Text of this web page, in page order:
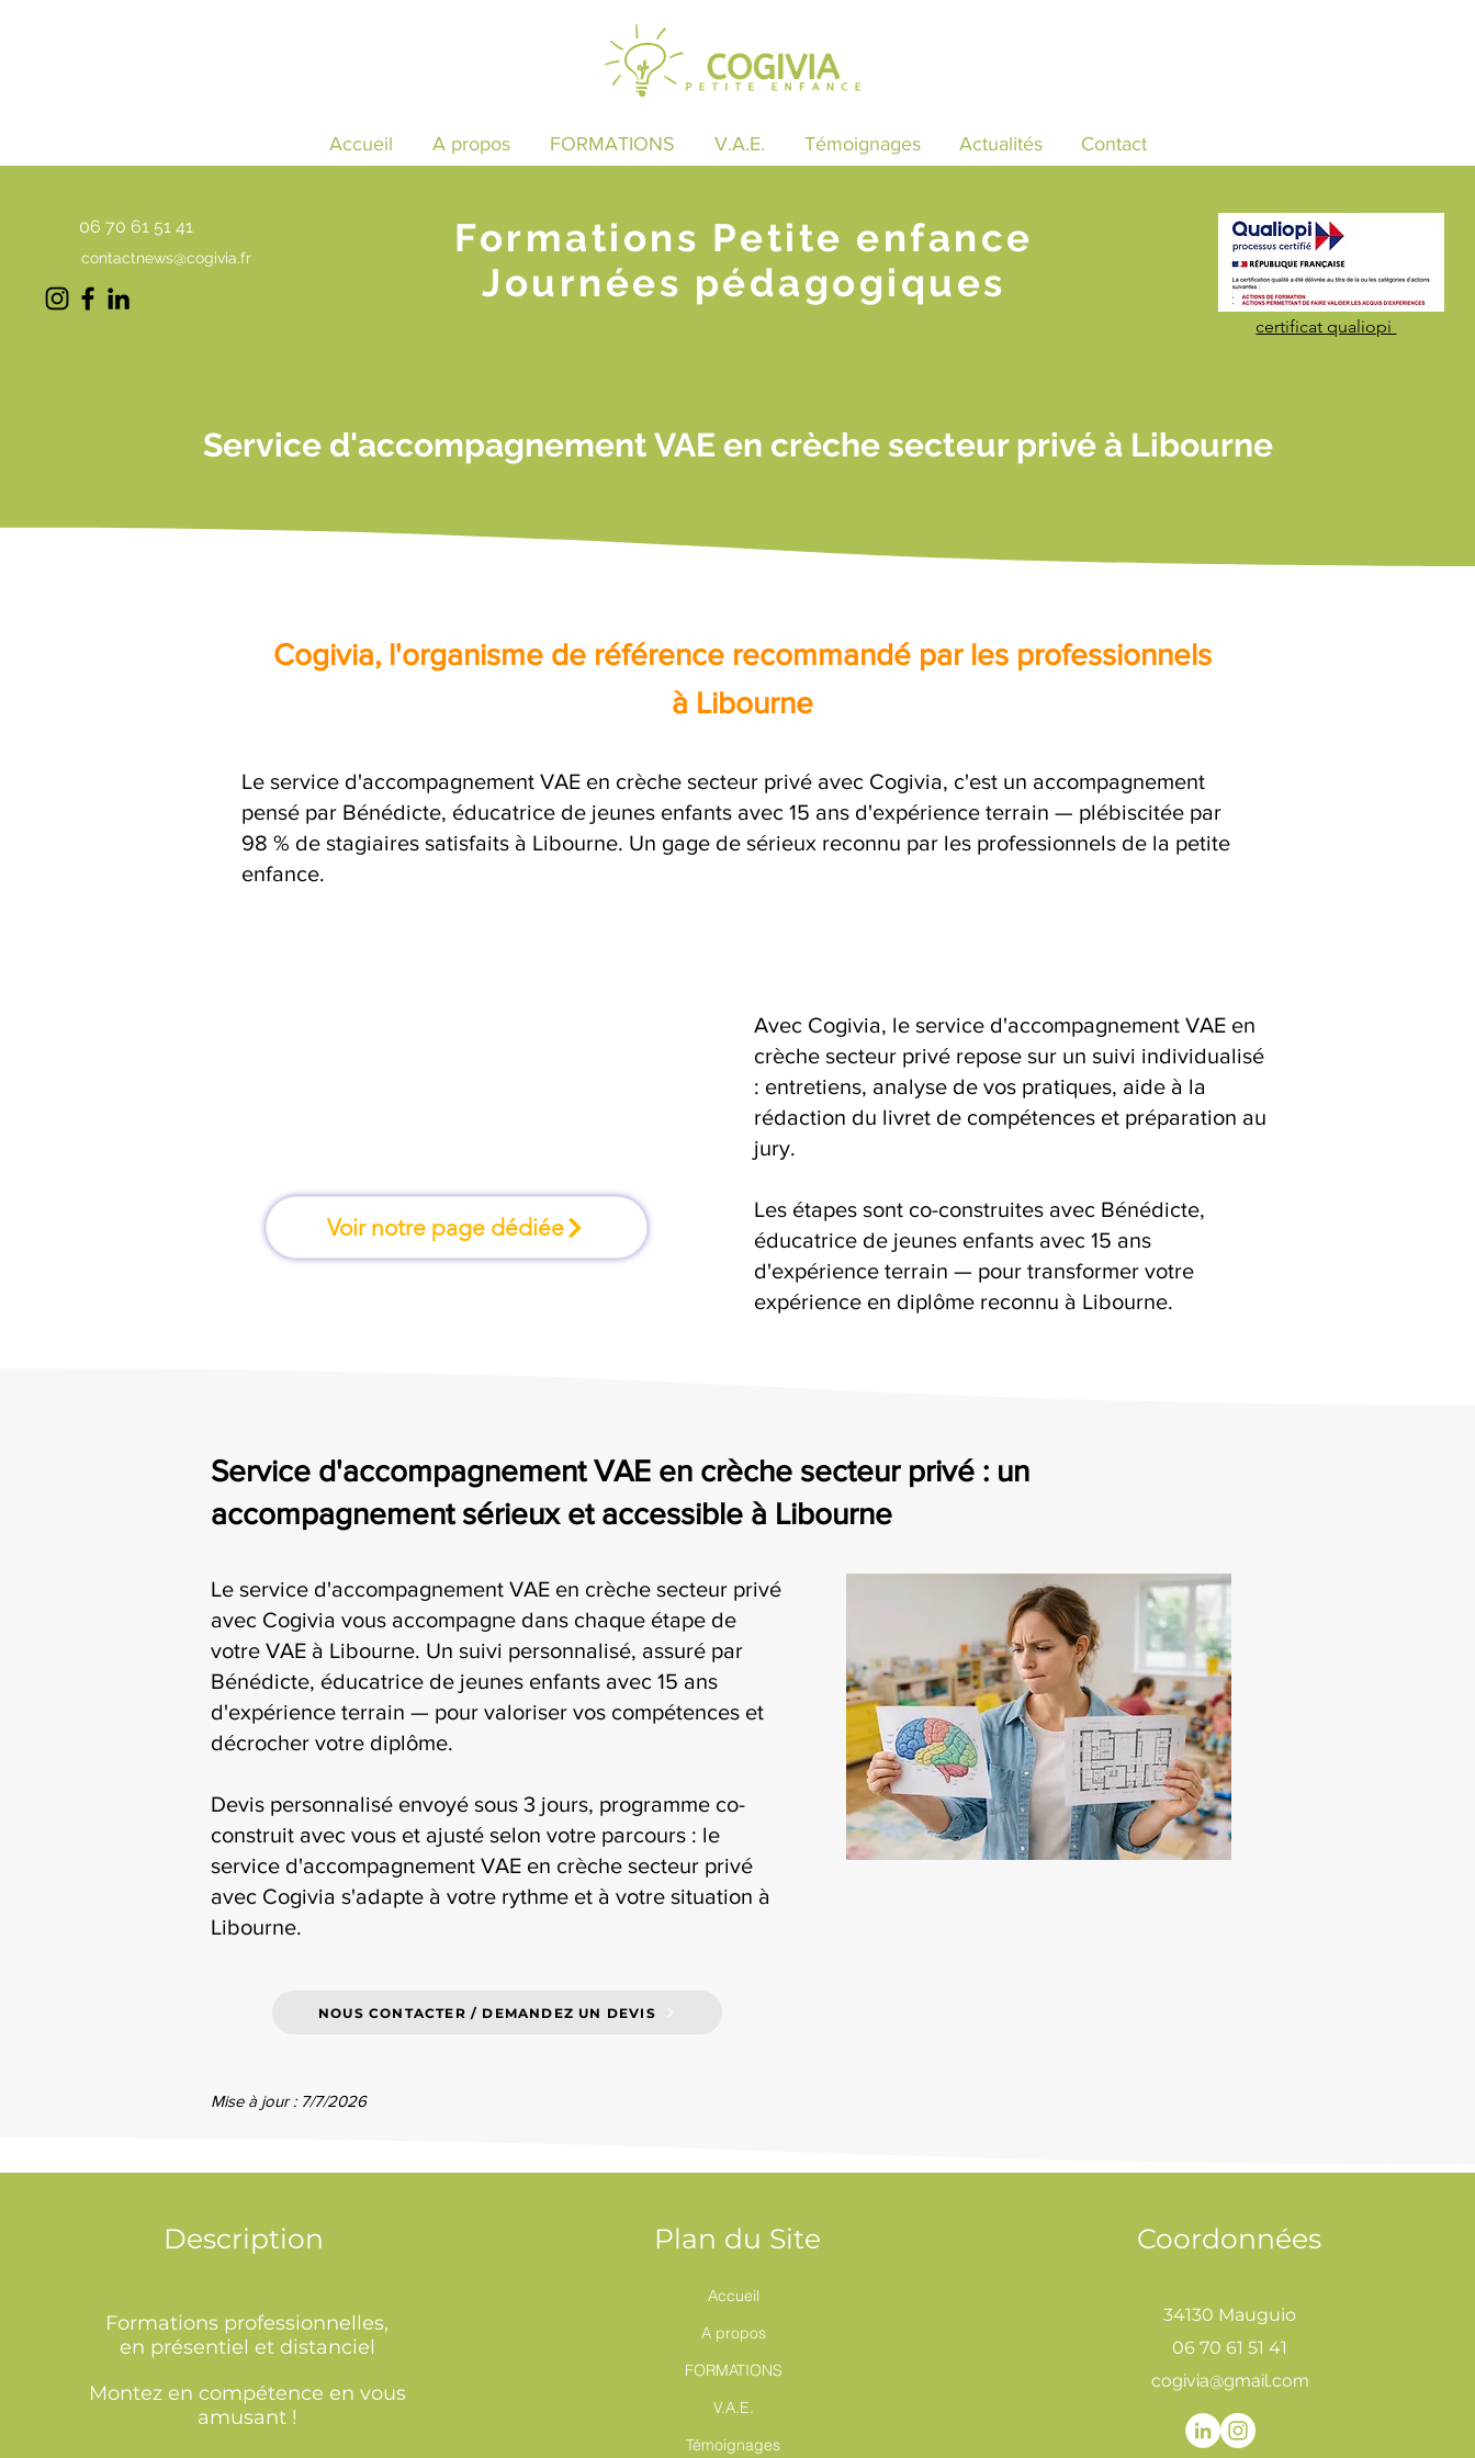
Accueil A propos FORMATIONS V.A.E. Témoignages Actualités Contact
06 70 61 51 41
contactnews@cogivia.fr
Formations Petite enfance
Journées pédagogiques
certificat qualiopi
Service d'accompagnement VAE en crèche secteur privé à Libourne
Cogivia, l'organisme de référence recommandé par les professionnels
à Libourne
Le service d'accompagnement VAE en crèche secteur privé avec Cogivia, c'est un accompagnement
pensé par Bénédicte, éducatrice de jeunes enfants avec 15 ans d'expérience terrain — plébiscitée par
98 % de stagiaires satisfaits à Libourne. Un gage de sérieux reconnu par les professionnels de la petite
enfance.
Voir notre page dédiée
Avec Cogivia, le service d'accompagnement VAE en
crèche secteur privé repose sur un suivi individualisé
: entretiens, analyse de vos pratiques, aide à la
rédaction du livret de compétences et préparation au
jury.
Les étapes sont co-construites avec Bénédicte,
éducatrice de jeunes enfants avec 15 ans
d'expérience terrain — pour transformer votre
expérience en diplôme reconnu à Libourne.
Service d'accompagnement VAE en crèche secteur privé : un
accompagnement sérieux et accessible à Libourne
Le service d'accompagnement VAE en crèche secteur privé
avec Cogivia vous accompagne dans chaque étape de
votre VAE à Libourne. Un suivi personnalisé, assuré par
Bénédicte, éducatrice de jeunes enfants avec 15 ans
d'expérience terrain — pour valoriser vos compétences et
décrocher votre diplôme.
Devis personnalisé envoyé sous 3 jours, programme co-
construit avec vous et ajusté selon votre parcours : le
service d'accompagnement VAE en crèche secteur privé
avec Cogivia s'adapte à votre rythme et à votre situation à
Libourne.
NOUS CONTACTER / DEMANDEZ UN DEVIS
Mise à jour : 7/7/2026
Description
Formations professionnelles,
en présentiel et distanciel
Montez en compétence en vous
amusant !
Plan du Site
Accueil
A propos
FORMATIONS
V.A.E.
Témoignages
Coordonnées
34130 Mauguio
06 70 61 51 41
cogivia@gmail.com